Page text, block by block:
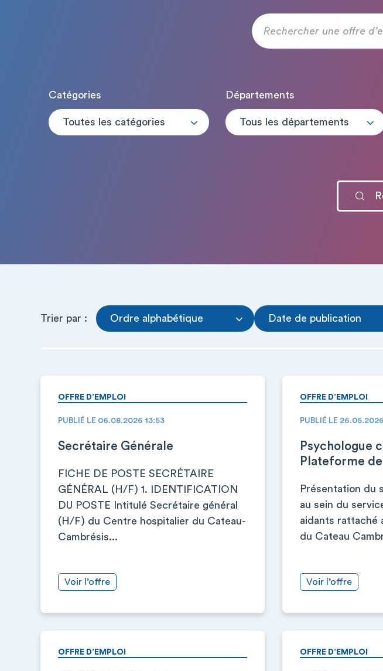
Catégories
Toutes les catégories
Départements
Tous les départements
Trier par : Ordre alphabétique Date de publication
OFFRE D’EMPLOI
PUBLIÉ LE 06.08.2026 13:53
Secrétaire Générale
FICHE DE POSTE SECRÉTAIRE
GÉNÉRAL (H/F) 1. IDENTIFICATION
DU POSTE Intitulé Secrétaire général
(H/F) du Centre hospitalier du Cateau-
Cambrésis...
Voir l’offre
OFFRE D’EMPLOI
PUBLIÉ LE
Psychologue
Plateforme
Présentation du
au sein du
aidants rattaché
du Cateau
Voir l’offre
OFFRE D’EMPLOI OFFRE D’EMPLOI